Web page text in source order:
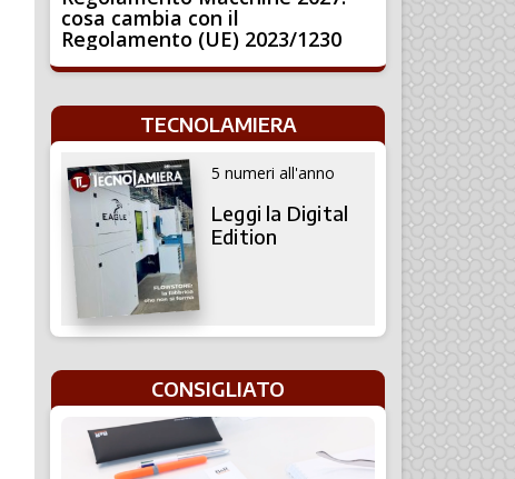
cosa cambia con il
Regolamento (UE) 2023/1230
TECNOLAMIERA
5 numeri all'anno
Leggi la Digital
Edition
CONSIGLIATO